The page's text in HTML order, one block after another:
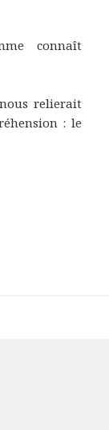
connaît
relierait
: le